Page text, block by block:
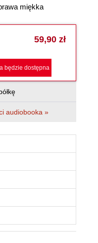
miękka
59,90 zł
będzie dostępna
audiobooka »